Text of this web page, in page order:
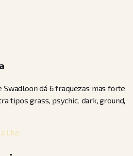
dá 6 fraquezas mas forte
tipos grass, psychic, dark, ground,